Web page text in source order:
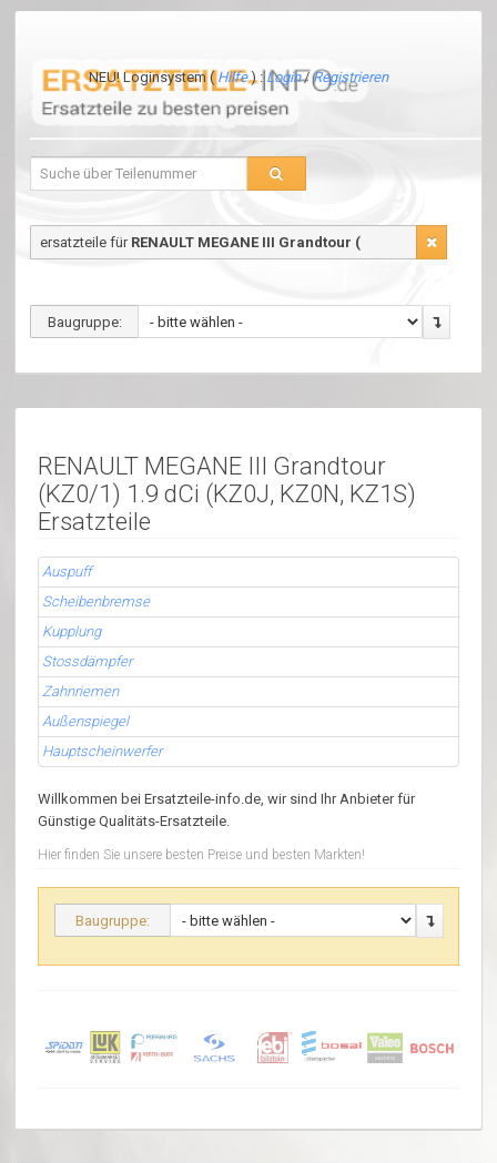
NEU! Loginsystem ( Hilfe) : Login/Registrieren
ersatzteile für RENAULT MEGANE III Grandtour (
Baugruppe:
RENAULT MEGANE III Grandtour
(KZ0/1) 1.9 dCi (KZ0J, KZ0N, KZ1S)
Ersatzteile
Auspuff
Scheibenbremse
Kupplung
Stossdämpfer
Zahnriemen
Außenspiegel
Hauptscheinwerfer
Willkommen bei Ersatzteile-info.de, wir sind Ihr Anbieter für
Günstige Qualitäts-Ersatzteile.
Hier finden Sie unsere besten Preise und besten Markten!
Baugruppe: